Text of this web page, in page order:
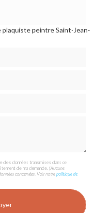
peintre Saint-Jean-
des données transmises dans ce
de ma demande.(Aucune
concervées. Voir notrepolitique de